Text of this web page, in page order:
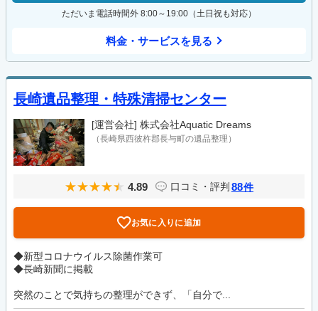
ただいま電話時間外 8:00～19:00（土日祝も対応）
料金・サービスを見る
長崎遺品整理・特殊清掃センター
[運営会社] 株式会社Aquatic Dreams
（長崎県西彼杵郡長与町の遺品整理）
4.89 口コミ・評判 88件
お気に入りに追加
◆新型コロナウイルス除菌作業可
◆長崎新聞に掲載
突然のことで気持ちの整理ができず、「自分で...